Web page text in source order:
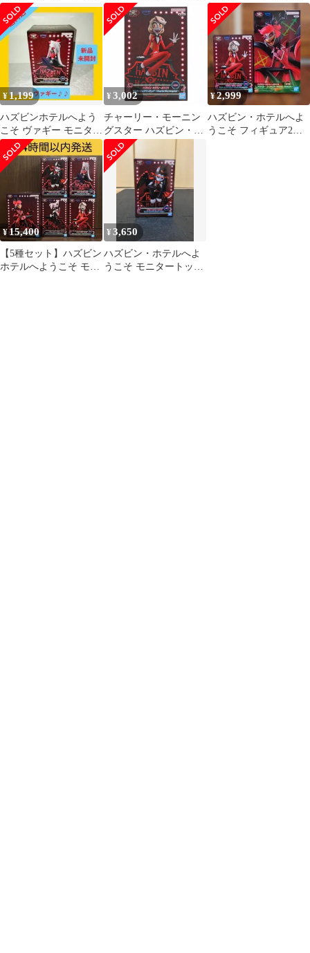
フィギュア
フィギュア チャーリ
ーモーニングスター
ン・ホテルへようこ
そ」 モニタートップフ
ィギュア～Vaggie～
¥1,199
ハズビンホテルへよう
こそ ヴァギー モニター
トップ フィギュア 友・
チャーリー
¥ 3,002
チャーリー・モーニン
グスター ハズビン・ホ
テルへようこそ モニタ
ートップフィギュア〜
Charlie Morningstar〜 プ
ライズ(2748962) バンプ
レスト
¥2,999
ハズビン・ホテルへよ
うこそ フィギュア2種
¥15,400
【5種セット】ハズビン
ホテルへようこそ モニ
¥3,650
ハズビン・ホテルへよ
うこそ モニタートップ